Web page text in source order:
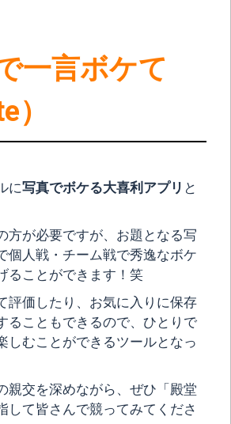
一言ボケて
）
に写真でボケる大喜利アプリ と
方が必要ですが、お題となる写
個人戦・チーム戦で秀逸なボケ
ることができます！笑
評価したり、お気に入りに保存
ることもできるので、ひとりで
しむことができるツールとなっ
親交を深めながら、ぜひ「殿堂
して皆さんで競ってみてくださ